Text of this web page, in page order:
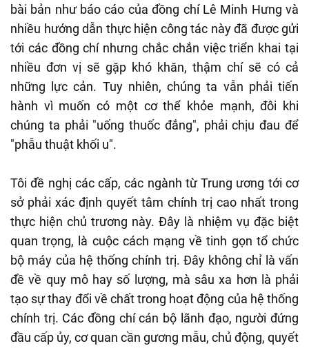
bài bản như báo cáo của đồng chí Lê Minh Hưng và
nhiều hướng dẫn thực hiện công tác này đã được gửi
tới các đồng chí nhưng chắc chắn việc triển khai tại
nhiều đơn vị sẽ gặp khó khăn, thậm chí sẽ có cả
những lực cản. Tuy nhiên, chúng ta vẫn phải tiến
hành vì muốn có một cơ thể khỏe mạnh, đôi khi
chúng ta phải "uống thuốc đắng", phải chịu đau để
"phẫu thuật khối u".
Tôi đề nghị các cấp, các ngành từ Trung ương tới cơ
sở phải xác định quyết tâm chính trị cao nhất trong
thực hiện chủ trương này. Đây là nhiệm vụ đặc biệt
quan trọng, là cuộc cách mạng về tinh gọn tổ chức
bộ máy của hệ thống chính trị. Đây không chỉ là vấn
đề về quy mô hay số lượng, mà sâu xa hơn là phải
tạo sự thay đổi về chất trong hoạt động của hệ thống
chính trị. Các đồng chí cán bộ lãnh đạo, người đứng
đầu cấp ủy, cơ quan cần gương mẫu, chủ động, quyết